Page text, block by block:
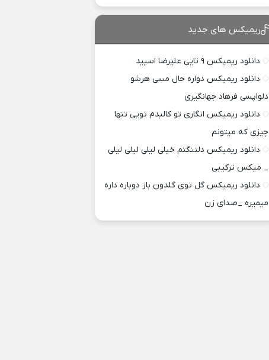
ریمیکس های جدید
دانلود ریمیکس ۹ تایی علیرضا اسپید
دانلود ریمیکس دواره حال مسی هرشو
دلواپسی فرهاد جهانگیری
دانلود ریمیکس انگاری تو کالبدم تویی تنها
چیزی که میتونم
دانلود ریمیکس دلتنگتم خیلی لیلی لیلی لیلی
_ میکس ترکیبی
دانلود ریمیکس گل توی گلدون باز دوباره داره
میمیره _صدای زن